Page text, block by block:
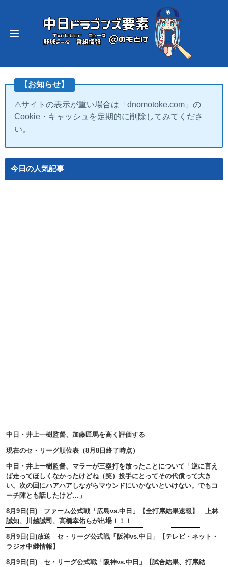
【お知らせ】
⚠サイトの表示が重い場合は「dnomotoke.com」の
Cookie・キャッシュを定期的に削除してみてくださ
い。
今日の人気記事
中日・井上一樹監督、加藤匠馬を高く評価する
現在のセ・リーグ順位表（8月8日終了時点）
中日・井上一樹監督、マラーが三塁打を放ったことについて「逆に言え
ば走ってほしくなかったけどね（笑）投手にとってその代償って大き
い。次の回にハアハアしながらマウンドにいかないといけない。でもコ
ーチ陣とも話したけど…」
8月9日(日) ファーム公式戦「広島vs.中日」【全打席結果速報】 上林
誠知、川越誠司、高橋幸佑らが出場！！！
8月9日(日)放送 セ・リーグ公式戦「阪神vs.中日」【テレビ・ネット・
ラジオ中継情報】
8月9日(日) セ・リーグ公式戦「阪神vs.中日」【試合結果、打席結